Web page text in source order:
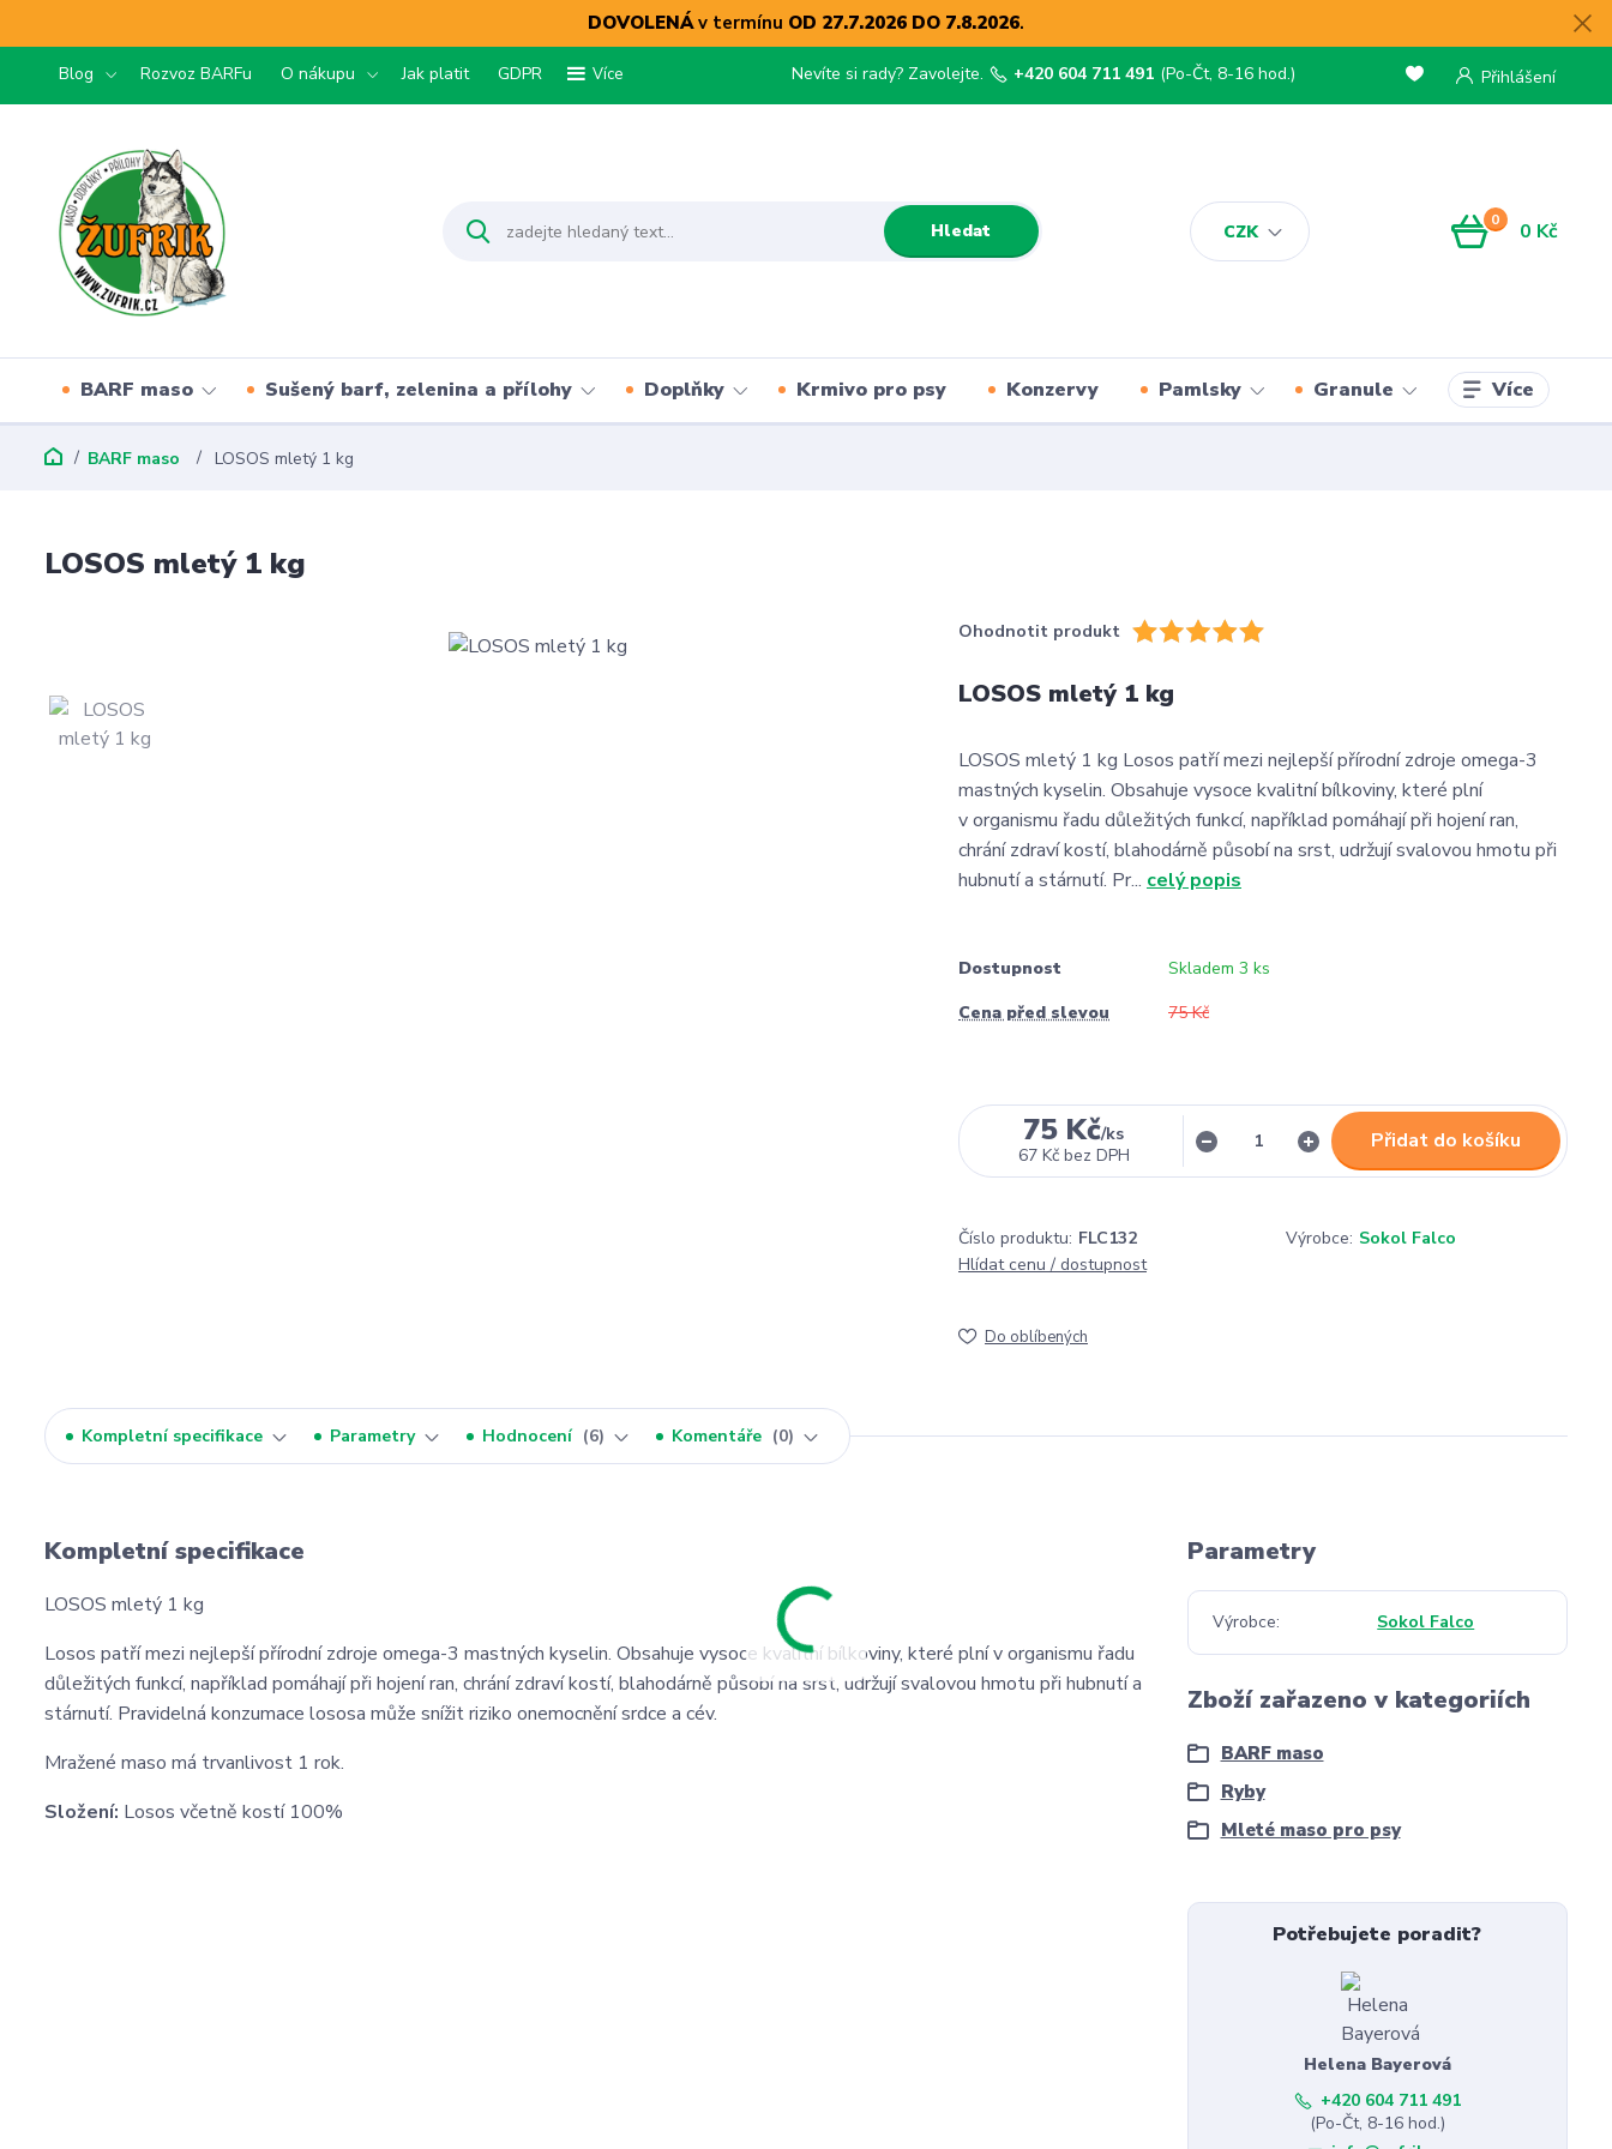
DOVOLENÁv termínu OD 27.7.2026 DO 7.8.2026.
Blog Rozvoz BARFu O nákupu Jak platit GDPR Více
CZK
Přihlášení
Hledat
Nevíte si rady? Zavolejte. +420 604 711 491 (Po-Čt, 8-16 hod.)
0 0 Kč
BARF maso Sušený barf, zelenina a přílohy Doplňky Krmivo pro psy Konzervy Pamlsky Granule Více
BARF maso LOSOS mletý 1 kg
LOSOS mletý 1 kg
Ohodnotit produkt
LOSOS mletý 1 kg
LOSOS mletý 1 kg Losos patří mezi nejlepší přírodní zdroje omega-3
mastných kyselin. Obsahuje vysoce kvalitní bílkoviny, které plní
v organismu řadu důležitých funkcí, například pomáhají při hojení ran,
chrání zdraví kostí, blahodárně působí na srst, udržují svalovou hmotu při
hubnutí a stárnutí. Pr... celý popis
Dostupnost
Skladem 3 ks
Cena před slevou
75 Kč
75 Kč/ks
67 Kč bez DPH
Přidat do košíku
Číslo produktu: FLC132 Výrobce: Sokol Falco
Hlídat cenu / dostupnost
Do oblíbených
Kompletní specifikace Parametry Hodnocení 6 Komentáře 0
Kompletní specifikace
LOSOS mletý 1 kg
Losos patří mezi nejlepší přírodní zdroje omega-3 mastných kyselin. Obsahuje vysoce kvalitní bílkoviny, které plní v organismu řadu
důležitých funkcí, například pomáhají při hojení ran, chrání zdraví kostí, blahodárně působí na srst, udržují svalovou hmotu při hubnutí a
stárnutí. Pravidelná konzumace lososa může snížit riziko onemocnění srdce a cév.
Mražené maso má trvanlivost 1 rok.
Složení: Losos včetně kostí 100%
Parametry
Výrobce Sokol Falco
Zboží zařazeno v kategoriích
BARF maso
Ryby
Mleté maso pro psy
Potřebujete poradit?
Helena Bayerová
+420 604 711 491
(Po-Čt, 8-16 hod.)